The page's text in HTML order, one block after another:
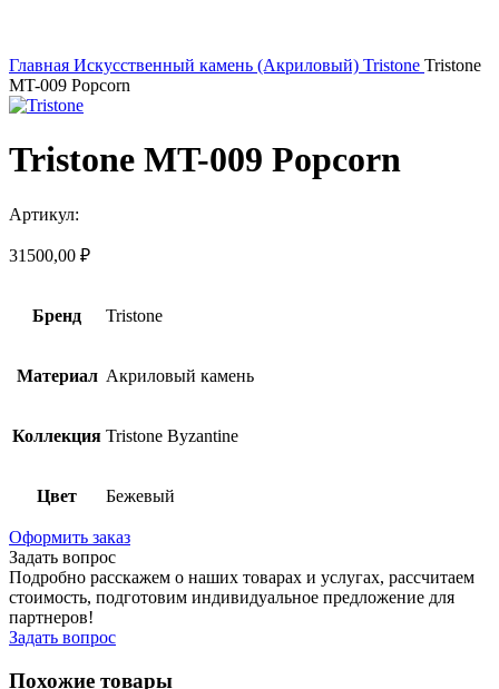
Главная Искусственный камень (Акриловый) Tristone Tristone
MT-009 Popcorn
Tristone MT-009 Popcorn
Артикул:
31500,00 ₽
Бренд Tristone
Материал Акриловый камень
Коллекция Tristone Byzantine
Цвет Бежевый
Оформить заказ
Задать вопрос
Подробно расскажем о наших товарах и услугах, рассчитаем
стоимость, подготовим индивидуальное предложение для
партнеров!
Задать вопрос
Похожие товары